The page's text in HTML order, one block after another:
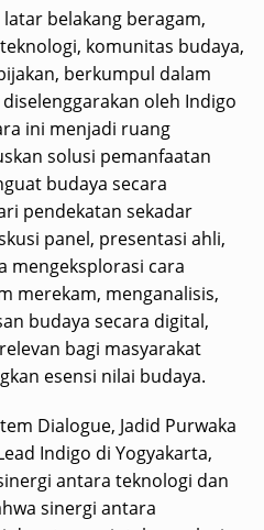
belakang beragam,
komunitas budaya,
berkumpul dalam
oleh Indigo
ini menjadi ruang
solusi pemanfaatan
budaya secara
pendekatan sekadar
panel, presentasi ahli,
mengeksplorasi cara
merekam, menganalisis,
budaya secara digital,
bagi masyarakat
esensi nilai budaya.
Dialogue, Jadid Purwaka
Indigo di Yogyakarta,
antara teknologi dan
sinergi antara